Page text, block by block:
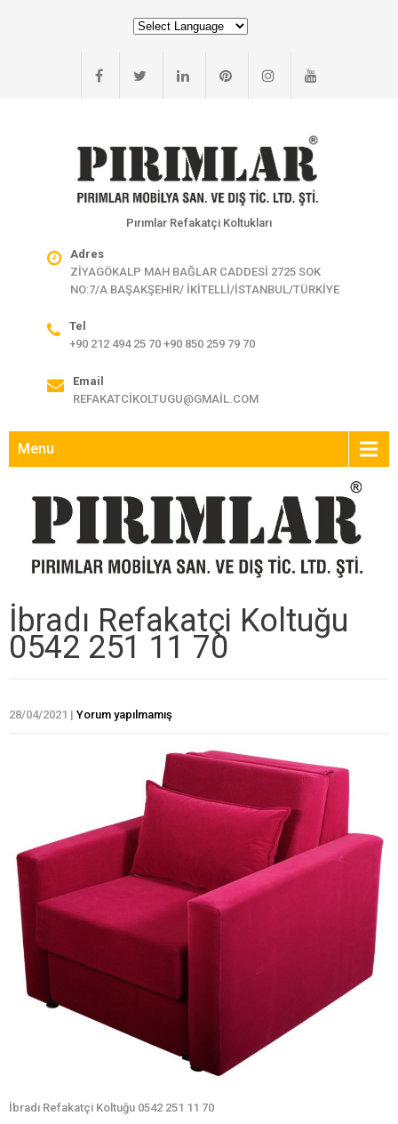
Pırımlar Refakatçi Koltukları
Adres
ZİYAGÖKALP MAH BAĞLAR CADDESİ 2725 SOK
NO:7/A BAŞAKŞEHİR/ İKİTELLİ/İSTANBUL/TÜRKİYE
Tel
+90 212 494 25 70 +90 850 259 79 70
Email
REFAKATCIKOLTUGU@GMAIL.COM
Menu
İbradı Refakatçi Koltuğu
0542 251 11 70
28/04/2021 | Yorum yapılmamış
İbradı Refakatçi Koltuğu 0542 251 11 70